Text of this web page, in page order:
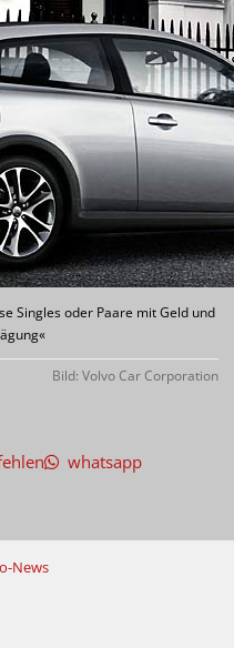
Singles oder Paare mit Geld und
Bild: Volvo Car Corporation
whatsapp
News